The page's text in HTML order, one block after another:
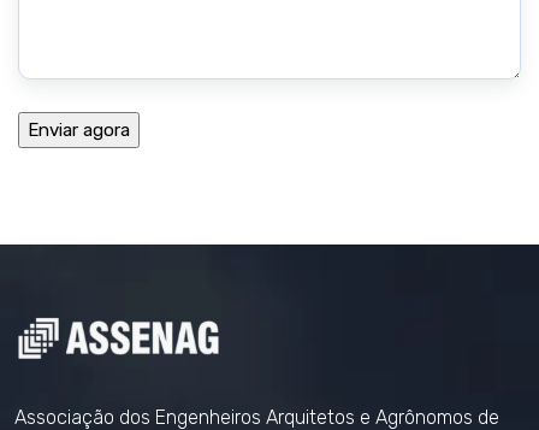
Associação dos Engenheiros Arquitetos e Agrônomos de